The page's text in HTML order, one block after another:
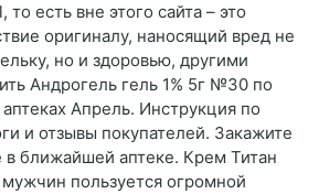
есть вне этого сайта – это
оригиналу, наносящий вред не
но и здоровью, другими
Андрогель гель 1% 5г №30 по
Апрель. Инструкция по
и отзывы покупателей. Закажите
в ближайшей аптеке. Крем Титан
пользуется огромной